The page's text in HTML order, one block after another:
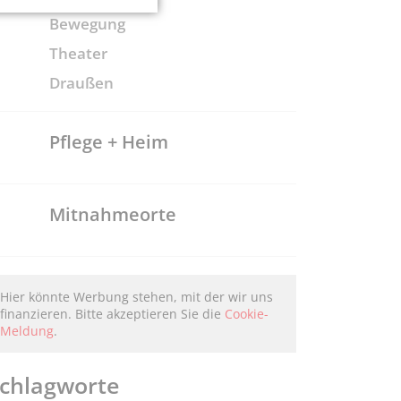
Bewegung
Theater
Draußen
Pflege + Heim
Mitnahmeorte
Hier könnte Werbung stehen, mit der wir uns
finanzieren. Bitte akzeptieren Sie die Cookie-
Meldung.